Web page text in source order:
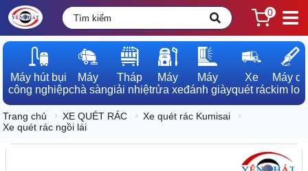
0
Máy hút bụi
công nghiệp
Máy
chà sàn
Tháp
giải nhiệt
Máy
rửa xe
Máy
đánh giày
Xe
quét rác
Máy dò
kim loại
Trang chủ XE QUÉT RÁC
Xe quét rác Kumisai
Xe quét rác ngồi lái